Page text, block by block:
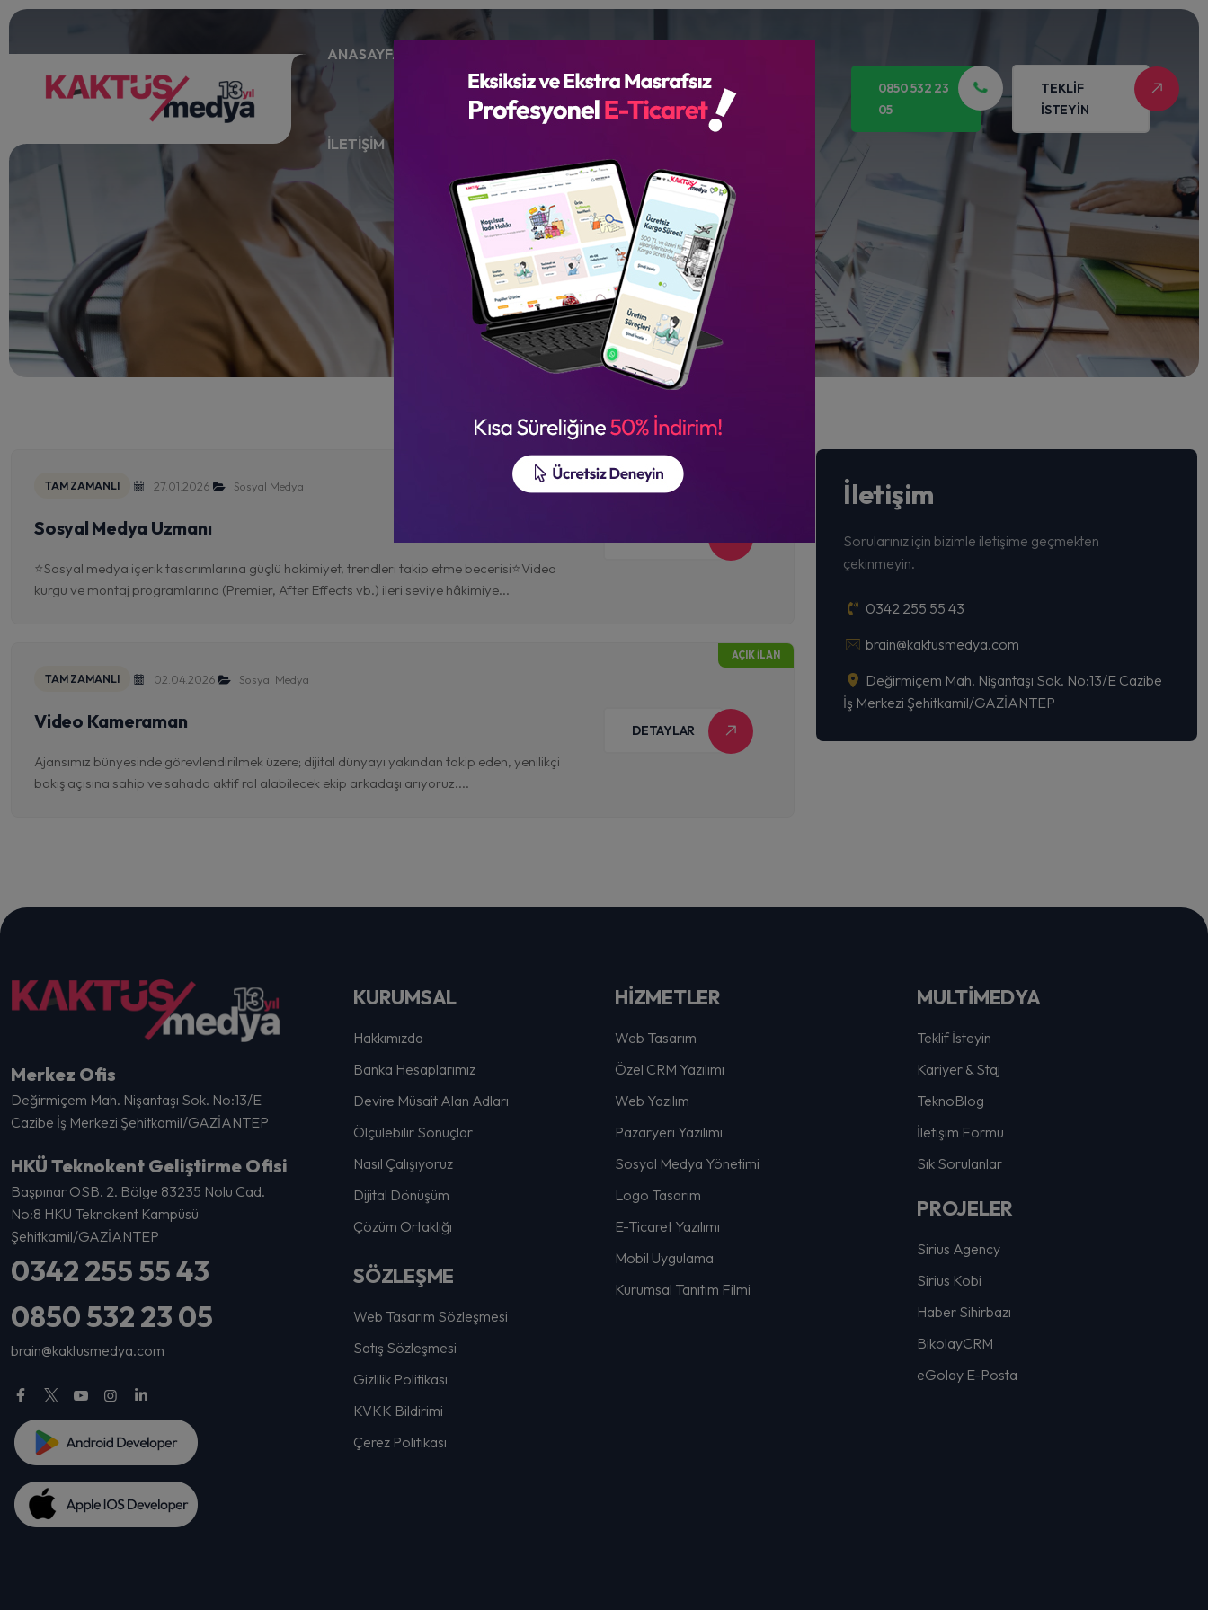
ANASAYFA
İLETİŞİM
0850 532 23
05
TEKLIF
İSTEYIN
Kaktüs Kariyer
Anasayfa Kaktüs Kariyer
TAM ZAMANLI 27.01.2026 Sosyal Medya
Sosyal Medya Uzmanı
⭐Sosyal medya içerik tasarımlarına güçlü hakimiyet, trendleri takip etme becerisi⭐Video
kurgu ve montaj programlarına (Premier, After Effects vb.) ileri seviye hâkimiye...
AÇIK İLAN
TAM ZAMANLI 02.04.2026 Sosyal Medya
Video Kameraman
Ajansımız bünyesinde görevlendirilmek üzere; dijital dünyayı yakından takip eden, yenilikçi
bakış açısına sahip ve sahada aktif rol alabilecek ekip arkadaşı arıyoruz....
DETAYLAR
İletişim
Sorularınız için bizimle iletişime geçmekten
çekinmeyin.
0342 255 55 43
brain@kaktusmedya.com
Değirmiçem Mah. Nişantaşı Sok. No:13/E Cazibe
İş Merkezi Şehitkamil/GAZİANTEP
Merkez Ofis
Değirmiçem Mah. Nişantaşı Sok. No:13/E
Cazibe İş Merkezi Şehitkamil/GAZİANTEP
HKÜ Teknokent Geliştirme Ofisi
Başpınar OSB. 2. Bölge 83235 Nolu Cad.
No:8 HKÜ Teknokent Kampüsü
Şehitkamil/GAZİANTEP
0342 255 55 43
0850 532 23 05
brain@kaktusmedya.com
KURUMSAL
Hakkımızda
Banka Hesaplarımız
Devire Müsait Alan Adları
Ölçülebilir Sonuçlar
Nasıl Çalışıyoruz
Dijital Dönüşüm
Çözüm Ortaklığı
SÖZLEŞME
Web Tasarım Sözleşmesi
Satış Sözleşmesi
Gizlilik Politikası
KVKK Bildirimi
Çerez Politikası
HİZMETLER
Web Tasarım
Özel CRM Yazılımı
Web Yazılım
Pazaryeri Yazılımı
Sosyal Medya Yönetimi
Logo Tasarım
E-Ticaret Yazılımı
Mobil Uygulama
Kurumsal Tanıtım Filmi
MULTİMEDYA
Teklif İsteyin
Kariyer & Staj
TeknoBlog
İletişim Formu
Sık Sorulanlar
PROJELER
Sirius Agency
Sirius Kobi
Haber Sihirbazı
BikolayCRM
eGolay E-Posta